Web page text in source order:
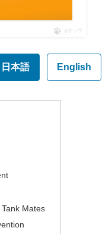
ポチップ
日本語 English
Mates